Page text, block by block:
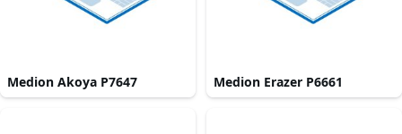
Medion Akoya P7647 Medion Erazer P6661